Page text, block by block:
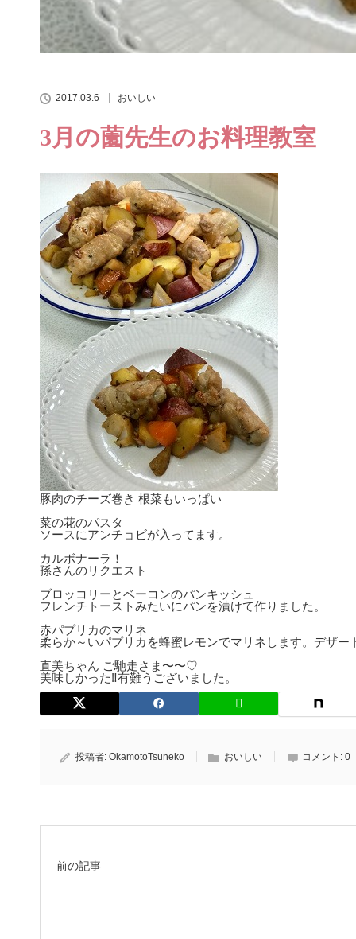
2017.03.6 おいしい
3月の薗先生のお料理教室
豚肉のチーズ巻き 根菜もいっぱい
菜の花のパスタ
ソースにアンチョビが入ってます。
カルボナーラ！
孫さんのリクエスト
ブロッコリーとベーコンのパンキッシュ
フレンチトーストみたいにパンを漬けて作りました。
赤パプリカのマリネ
柔らか～いパプリカを蜂蜜レモンでマリネします。デザー
直美ちゃん ご馳走さま〜〜♡
美味しかった‼︎有難うございました。
投稿者: OkamotoTsuneko おいしい コメント: 0
前の記事